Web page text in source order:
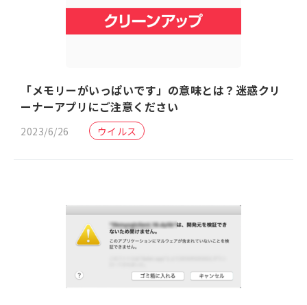
「メモリーがいっぱいです」の意味とは？迷惑クリ
ーナーアプリにご注意ください
2023/6/26 ウイルス